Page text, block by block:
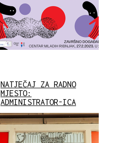
NATJEČAJ ZA RADNO
MJESTO:
ADMINISTRATOR-ICA